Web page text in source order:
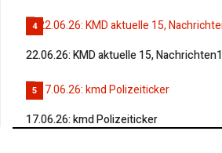
4
22.06.26: KMD aktuelle 15, Nachrichten1
5
17.06.26: kmd Polizeiticker